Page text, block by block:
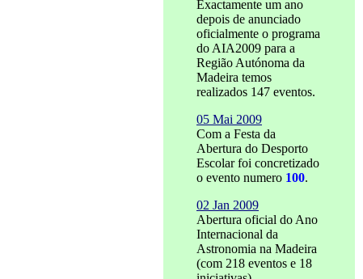
Exactamente um ano
depois de anunciado
oficialmente o programa
do AIA2009 para a
Região Autónoma da
Madeira temos
realizados 147 eventos.
05 Mai 2009
Com a Festa da
Abertura do Desporto
Escolar foi concretizado
o evento numero 100.
02 Jan 2009
Abertura oficial do Ano
Internacional da
Astronomia na Madeira
(com 218 eventos e 18